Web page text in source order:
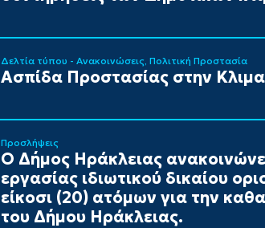
Δελτία τύπου - Ανακοινώσεις Πολιτική Προστασία
Ασπίδα Προστασίας στην
Προσλήψεις
Ο Δήμος Ηράκλειας
εργασίας ιδιωτικού δικαίου
είκοσι (20) ατόμων για την
του Δήμου Ηράκλειας.